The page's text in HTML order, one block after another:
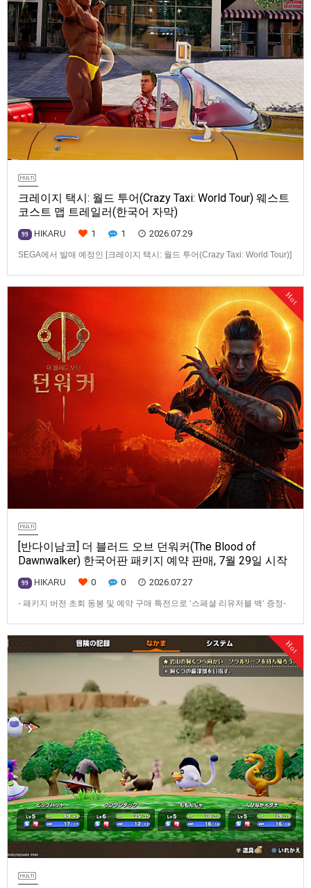
크레이지 택시: 월드 투어(Crazy Taxi: World Tour) 웨스트
코스트 맵 트레일러(한국어 자막)
99 HIKARU 1 1 2026.07.29
SEGA에서 발매 예정인 [크레이지 택시: 월드 투어(Crazy Taxi: World Tour)]
Hot
[반다이남코] 더 블러드 오브 던워커(The Blood of
Dawnwalker) 한국어판 패키지 예약 판매, 7월 29일 시작
99 HIKARU 0 0 2026.07.27
- 패키지 버전 초회 동봉 및 예약 구매 특전으로 ‘스페셜 리유저블 백‘ 증정-
브 던워커’(한국어판)의 패키지 예약 판매를 2026년 7월 29일(수) 시작한다
고 발표했다.■ 패키지 버전 초회 동봉 및 …
Hot